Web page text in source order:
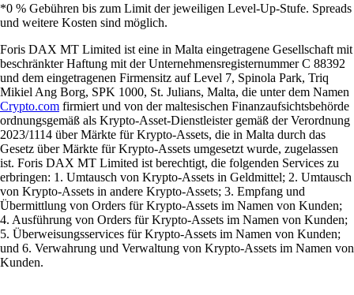
*0 % Gebühren bis zum Limit der jeweiligen Level-Up-Stufe. Spreads
und weitere Kosten sind möglich.
Foris DAX MT Limited ist eine in Malta eingetragene Gesellschaft mit
beschränkter Haftung mit der Unternehmensregisternummer C 88392
und dem eingetragenen Firmensitz auf Level 7, Spinola Park, Triq
Mikiel Ang Borg, SPK 1000, St. Julians, Malta, die unter dem Namen
Crypto.com firmiert und von der maltesischen Finanzaufsichtsbehörde
ordnungsgemäß als Krypto-Asset-Dienstleister gemäß der Verordnung
2023/1114 über Märkte für Krypto-Assets, die in Malta durch das
Gesetz über Märkte für Krypto-Assets umgesetzt wurde, zugelassen
ist. Foris DAX MT Limited ist berechtigt, die folgenden Services zu
erbringen: 1. Umtausch von Krypto-Assets in Geldmittel; 2. Umtausch
von Krypto-Assets in andere Krypto-Assets; 3. Empfang und
Übermittlung von Orders für Krypto-Assets im Namen von Kunden;
4. Ausführung von Orders für Krypto-Assets im Namen von Kunden;
5. Überweisungsservices für Krypto-Assets im Namen von Kunden;
und 6. Verwahrung und Verwaltung von Krypto-Assets im Namen von
Kunden.